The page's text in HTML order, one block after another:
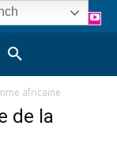
africaine
de la